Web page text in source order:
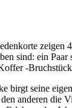
zeigen
sind: ein Paar
-
birgt seine
anderen die